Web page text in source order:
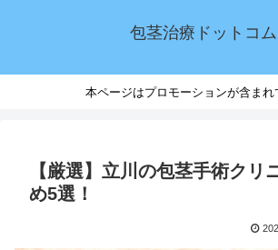
包茎治療ドットコム
本ページはプロモーションが含まれ
【厳選】立川の包茎手術クリ
め5選！